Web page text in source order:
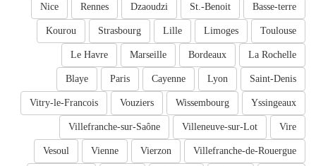
Basse-terre
St.-Benoit
Dzaoudzi
Rennes
Nice
Toulouse
Limoges
Lille
Strasbourg
Kourou
La Rochelle
Bordeaux
Marseille
Le Havre
Saint-Denis
Lyon
Cayenne
Paris
Blaye
Yssingeaux
Wissembourg
Vouziers
Vitry-le-Francois
Vire
Villeneuve-sur-Lot
Villefranche-sur-Saône
Villefranche-de-Rouergue
Vierzon
Vienne
Vesoul